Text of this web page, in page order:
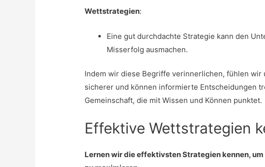
Wettstrategien:
Eine gut durchdachte Strategie kann den
Misserfolg ausmachen.
Indem wir diese Begriffe verinnerlichen, fühlen
sicherer und können informierte Entscheidungen
Gemeinschaft, die mit Wissen und Können punktet.
Effektive Wettstrategien
Lernen wir die effektivsten Strategien kennen,